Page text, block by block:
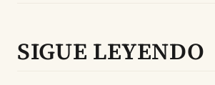
SIGUE LEYENDO